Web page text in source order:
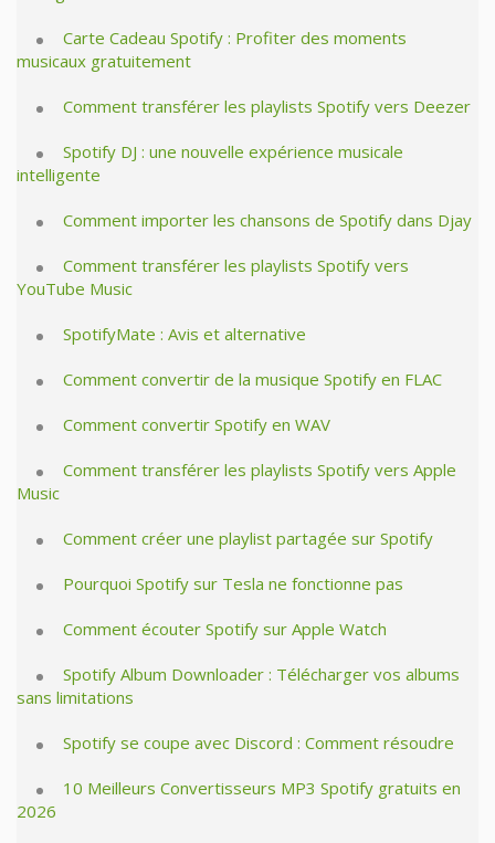
Carte Cadeau Spotify : Profiter des moments
musicaux gratuitement
Comment transférer les playlists Spotify vers Deezer
Spotify DJ : une nouvelle expérience musicale
intelligente
Comment importer les chansons de Spotify dans Djay
Comment transférer les playlists Spotify vers
YouTube Music
SpotifyMate : Avis et alternative
Comment convertir de la musique Spotify en FLAC
Comment convertir Spotify en WAV
Comment transférer les playlists Spotify vers Apple
Music
Comment créer une playlist partagée sur Spotify
Pourquoi Spotify sur Tesla ne fonctionne pas
Comment écouter Spotify sur Apple Watch
Spotify Album Downloader : Télécharger vos albums
sans limitations
Spotify se coupe avec Discord : Comment résoudre
10 Meilleurs Convertisseurs MP3 Spotify gratuits en
2026